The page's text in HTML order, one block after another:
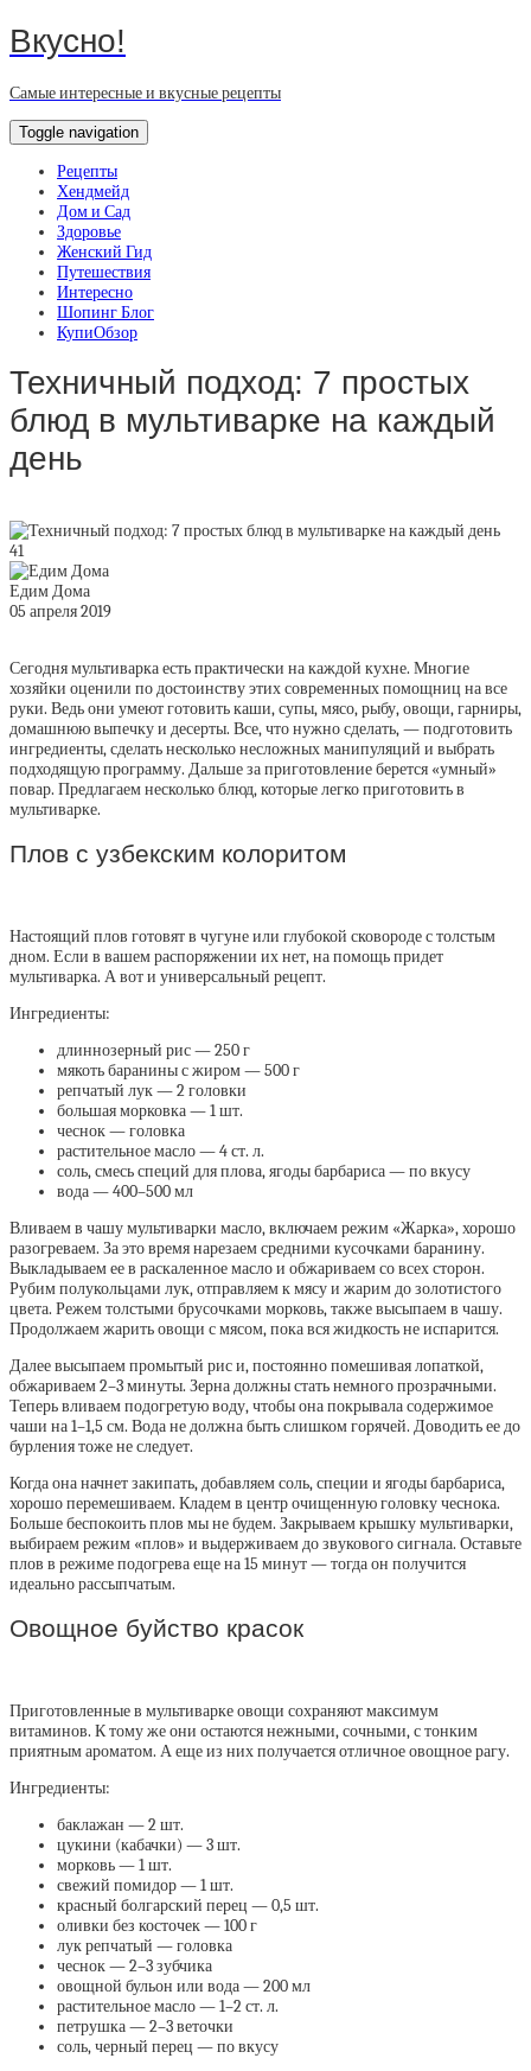
Вкусно!
Самые интересные и вкусные рецепты
Toggle navigation
Рецепты
Хендмейд
Дом и Сад
Здоровье
Женский Гид
Путешествия
Интересно
Шопинг Блог
КупиОбзор
Техничный подход: 7 простых
блюд в мультиварке на каждый
день
41
Едим Дома
05 апреля 2019
Сегодня мультиварка есть практически на каждой кухне. Многие
хозяйки оценили по достоинству этих современных помощниц на все
руки. Ведь они умеют готовить каши, супы, мясо, рыбу, овощи, гарниры,
домашнюю выпечку и десерты. Все, что нужно сделать, — подготовить
ингредиенты, сделать несколько несложных манипуляций и выбрать
подходящую программу. Дальше за приготовление берется «умный»
повар. Предлагаем несколько блюд, которые легко приготовить в
мультиварке.
Плов с узбекским колоритом
Настоящий плов готовят в чугуне или глубокой сковороде с толстым
дном. Если в вашем распоряжении их нет, на помощь придет
мультиварка. А вот и универсальный рецепт.
Ингредиенты:
длиннозерный рис — 250 г
мякоть баранины с жиром — 500 г
репчатый лук — 2 головки
большая морковка — 1 шт.
чеснок — головка
растительное масло — 4 ст. л.
соль, смесь специй для плова, ягоды барбариса — по вкусу
вода — 400–500 мл
Вливаем в чашу мультиварки масло, включаем режим «Жарка», хорошо
разогреваем. За это время нарезаем средними кусочками баранину.
Выкладываем ее в раскаленное масло и обжариваем со всех сторон.
Рубим полукольцами лук, отправляем к мясу и жарим до золотистого
цвета. Режем толстыми брусочками морковь, также высыпаем в чашу.
Продолжаем жарить овощи с мясом, пока вся жидкость не испарится.
Далее высыпаем промытый рис и, постоянно помешивая лопаткой,
обжариваем 2–3 минуты. Зерна должны стать немного прозрачными.
Теперь вливаем подогретую воду, чтобы она покрывала содержимое
чаши на 1–1,5 см. Вода не должна быть слишком горячей. Доводить ее до
бурления тоже не следует.
Когда она начнет закипать, добавляем соль, специи и ягоды барбариса,
хорошо перемешиваем. Кладем в центр очищенную головку чеснока.
Больше беспокоить плов мы не будем. Закрываем крышку мультиварки,
выбираем режим «плов» и выдерживаем до звукового сигнала. Оставьте
плов в режиме подогрева еще на 15 минут — тогда он получится
идеально рассыпчатым.
Овощное буйство красок
Приготовленные в мультиварке овощи сохраняют максимум
витаминов. К тому же они остаются нежными, сочными, с тонким
приятным ароматом. А еще из них получается отличное овощное рагу.
Ингредиенты:
баклажан — 2 шт.
цукини (кабачки) — 3 шт.
морковь — 1 шт.
свежий помидор — 1 шт.
красный болгарский перец — 0,5 шт.
оливки без косточек — 100 г
лук репчатый — головка
чеснок — 2–3 зубчика
овощной бульон или вода — 200 мл
растительное масло — 1–2 ст. л.
петрушка — 2–3 веточки
соль, черный перец — по вкусу